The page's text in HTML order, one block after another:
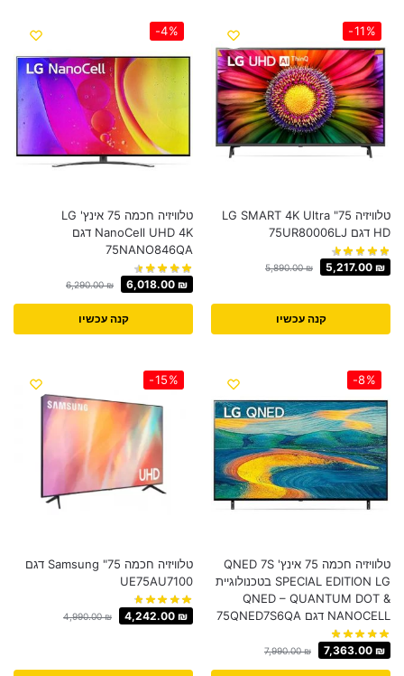
-11%
טלוויזיה 75" LG SMART 4K Ultra
HD דגם 75UR80006LJ
5,890.00₪ 5,217.00 ₪
קנה עכשיו
-4%
טלוויזיה חכמה 75 אינץ' LG
NanoCell UHD 4K דגם
75NANO846QA
6,290.00₪ 6,018.00 ₪
קנה עכשיו
-8%
טלוויזיה חכמה 75 אינץ' QNED 7S
SPECIAL EDITION LG בטכנולוגיית
QNED – QUANTUM DOT &
NANOCELL דגם 75QNED7S6QA
7,990.00₪ 7,363.00 ₪
-15%
טלוויזיה חכמה 75" Samsung​ דגם
UE75AU7100 ​
4,990.00₪ 4,242.00 ₪